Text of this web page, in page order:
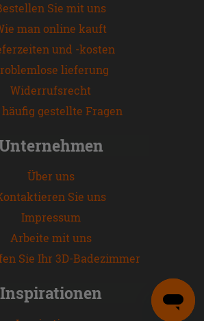
Sie mit uns
man online kauft
und -kosten
lieferung
Widerrufsrecht
häufig gestellte Fragen
Über uns
Sie uns
Impressum
Arbeite mit uns
Sie Ihr 3D-Badezimmer
Inspirationen